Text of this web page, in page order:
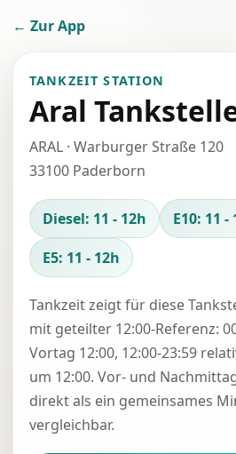
← Zur App
TANKZEIT STATION
Aral
ARAL · Warburger Straße 120
33100 Paderborn
Diesel: 11 - 12h
E10: 11 -
E5: 11 - 12h
Tankzeit zeigt für diese
mit geteilter 12:00-Referenz:
Vortag 12:00, 12:00-23:59
um 12:00. Vor- und
direkt als ein gemeinsames
vergleichbar.